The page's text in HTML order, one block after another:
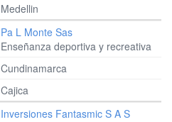
Medellin
Pa L Monte Sas
Enseñanza deportiva y recreativa
Cundinamarca
Cajica
Inversiones Fantasmic S A S